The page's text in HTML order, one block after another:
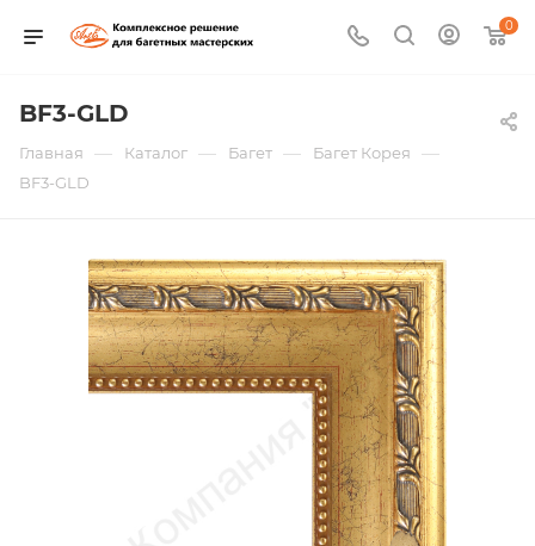
0
BF3-GLD
Главная — Каталог — Багет — Багет Корея —
BF3-GLD